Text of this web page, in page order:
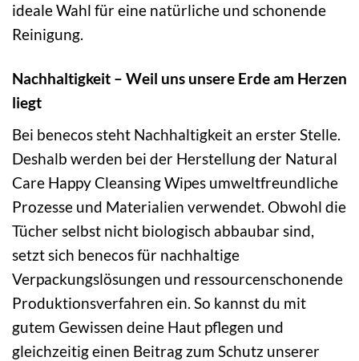
ideale Wahl für eine natürliche und schonende
Reinigung.
Nachhaltigkeit – Weil uns unsere Erde am Herzen
liegt
Bei benecos steht Nachhaltigkeit an erster Stelle.
Deshalb werden bei der Herstellung der Natural
Care Happy Cleansing Wipes umweltfreundliche
Prozesse und Materialien verwendet. Obwohl die
Tücher selbst nicht biologisch abbaubar sind,
setzt sich benecos für nachhaltige
Verpackungslösungen und ressourcenschonende
Produktionsverfahren ein. So kannst du mit
gutem Gewissen deine Haut pflegen und
gleichzeitig einen Beitrag zum Schutz unserer